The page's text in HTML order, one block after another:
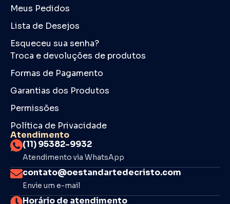
Meus Pedidos
Lista de Desejos
Esqueceu sua senha?
Troca e devoluções de produtos
Formas de Pagamento
Garantias dos Produtos
Permissões
Política de Privacidade
Atendimento
(11) 95382-9932
Atendimento via WhatsApp
contato@oestandartedecristo.com
Envie um e-mail
Horário de atendimento